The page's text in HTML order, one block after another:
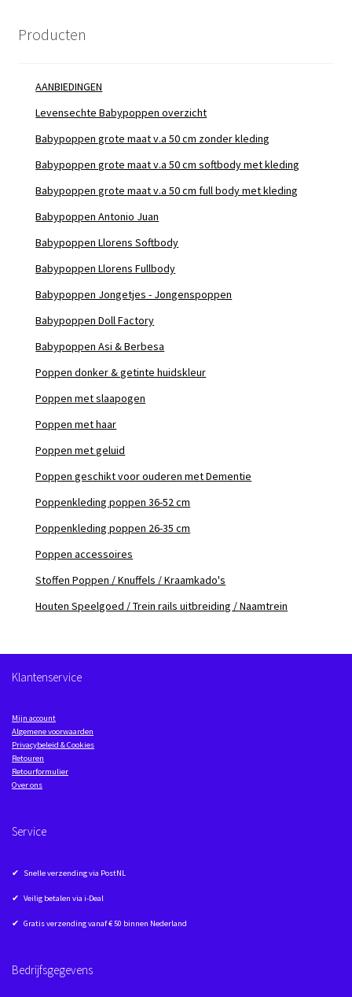
Producten
AANBIEDINGEN
Levensechte Babypoppen overzicht
Babypoppen grote maat v.a 50 cm zonder kleding
Babypoppen grote maat v.a 50 cm softbody met kleding
Babypoppen grote maat v.a 50 cm full body met kleding
Babypoppen Antonio Juan
Babypoppen Llorens Softbody
Babypoppen Llorens Fullbody
Babypoppen Jongetjes - Jongenspoppen
Babypoppen Doll Factory
Babypoppen Asi & Berbesa
Poppen donker & getinte huidskleur
Poppen met slaapogen
Poppen met haar
Poppen met geluid
Poppen geschikt voor ouderen met Dementie
Poppenkleding poppen 36-52 cm
Poppenkleding poppen 26-35 cm
Poppen accessoires
Stoffen Poppen / Knuffels / Kraamkado's
Houten Speelgoed / Trein rails uitbreiding / Naamtrein
Klantenservice
Mijn account
Algemene voorwaarden
Privacybeleid & Cookies
Retouren
Retourformulier
Over ons
Service
✔ Snelle verzending via PostNL
✔ Veilig betalen via i-Deal
✔ Gratis verzending vanaf € 50 binnen Nederland
Bedrijfsgegevens